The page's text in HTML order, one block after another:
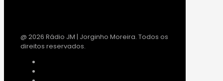
@ 2026 Rádio JM | Jorginho Moreira. Todos os
direitos reservados.